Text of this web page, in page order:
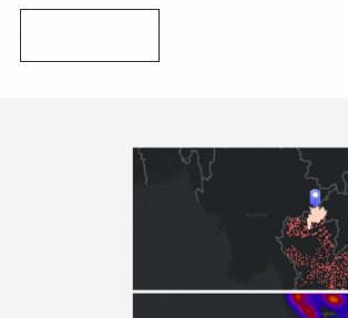
Ottimizza i tuoi dati